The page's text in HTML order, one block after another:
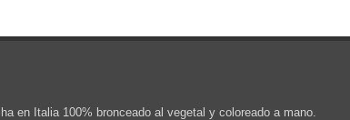
en Italia 100% bronceado al vegetal y coloreado a mano.